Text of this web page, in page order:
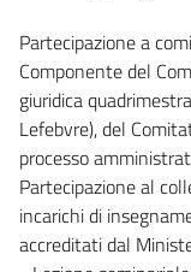
Partecipazione a
Componente del
giuridica
Lefebvre), del
processo
Partecipazione al
incarichi di
accreditati dal